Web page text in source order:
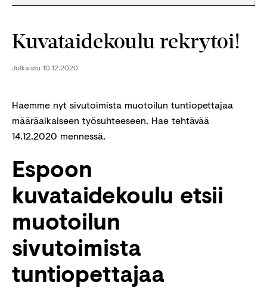
Kuvataidekoulu rekrytoi!
Julkaistu 10.12.2020
Haemme nyt sivutoimista muotoilun tuntiopettajaa
määräaikaiseen työsuhteeseen. Hae tehtävää
14.12.2020 mennessä.
Espoon
kuvataidekoulu etsii
muotoilun
sivutoimista
tuntiopettajaa